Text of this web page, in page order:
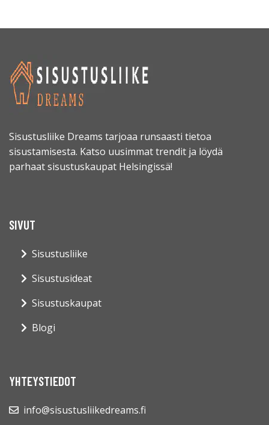
Sisustusliike Dreams tarjoaa runsaasti tietoa
sisustamisesta. Katso uusimmat trendit ja löydä
parhaat sisustuskaupat Helsingissä!
SIVUT
Sisustusliike
Sisustusideat
Sisustuskaupat
Blogi
YHTEYSTIEDOT
info@sisustusliikedreams.fi